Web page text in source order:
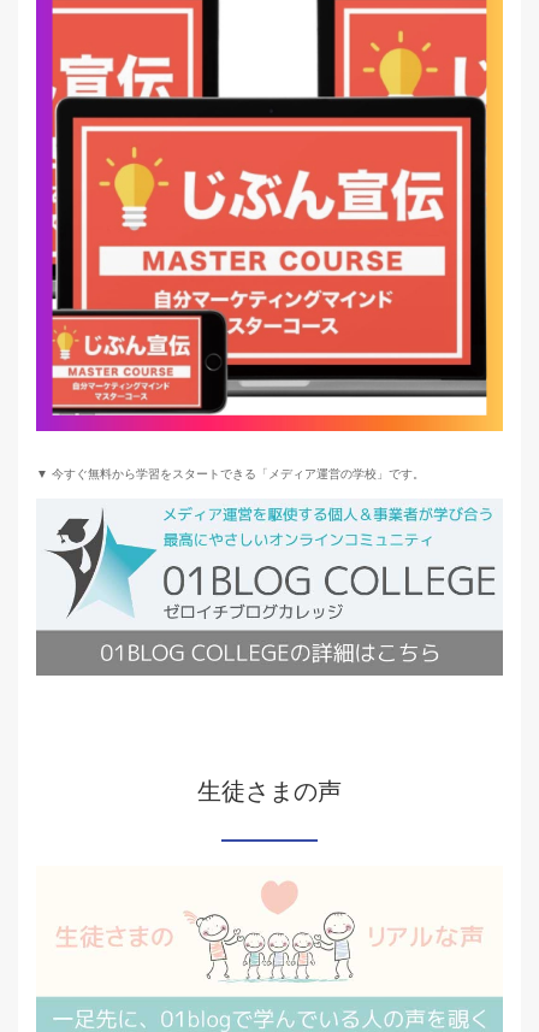
▼ 今すぐ無料から学習をスタートできる「メディア運営の学校」です。
生徒さまの声